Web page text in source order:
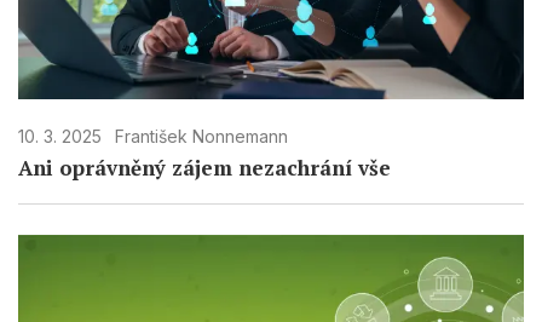
10. 3. 2025 František Nonnemann
Ani oprávněný zájem nezachrání vše